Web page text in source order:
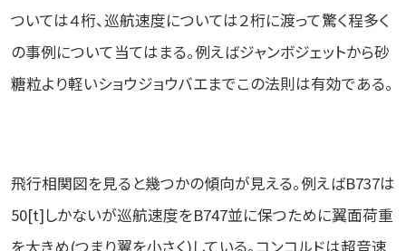
ついては４桁、巡航速度については２桁に渡って驚く程多く
の事例について当てはまる。例えばジャンボジェットから砂
糖粒より軽いショウジョウバエまでこの法則は有効である。
飛行相関図を見ると幾つかの傾向が見える。例えばB737は
50[t]しかないが巡航速度をB747並に保つために翼面荷重
を大きめ(つまり翼を小さく)している。コンコルドは超音速